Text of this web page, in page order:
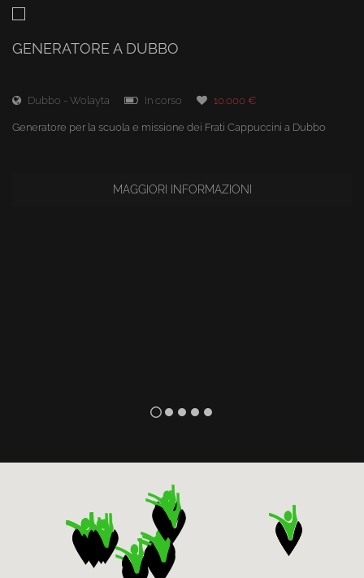
GENERATORE A DUBBO
Dubbo - Wolayta In corso 10.000 €
Generatore per la scuola e missione dei Frati Cappuccini a Dubbo
MAGGIORI INFORMAZIONI